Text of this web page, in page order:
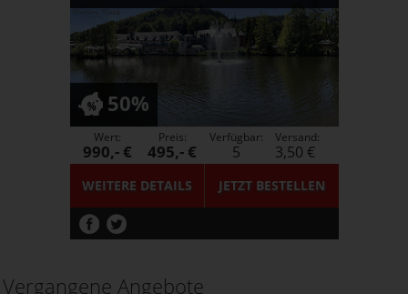
50%
WEITERE DETAILS JETZTBESTELLEN
Wert:
990,- €
Preis:
495,- €
Verfügbar:
5
Versand:
3,50 €
Vergangene Angebote